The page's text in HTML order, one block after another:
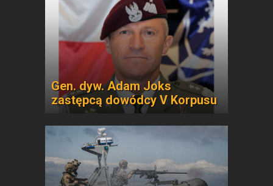
Gen. dyw. Adam Joks
zastępcą dowódcy V Korpusu